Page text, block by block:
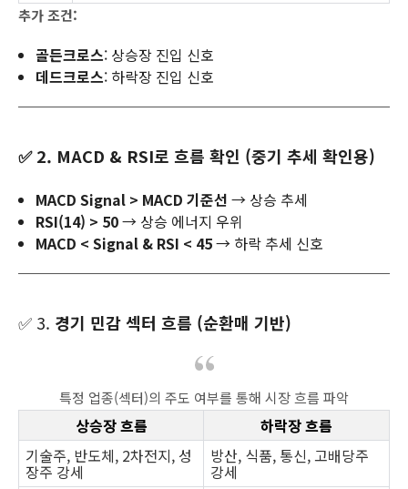
추가 조건:
골든크로스: 상승장 진입 신호
데드크로스: 하락장 진입 신호
✅ 2. MACD & RSI로 흐름 확인 (중기 추세 확인용)
MACD Signal > MACD 기준선 → 상승 추세
RSI(14) > 50→ 상승 에너지 우위
MACD < Signal & RSI < 45→ 하락 추세 신호
✅ 3. 경기 민감 섹터 흐름 (순환매 기반)
특정 업종(섹터)의 주도 여부를 통해 시장 흐름 파악
상승장 흐름
하락장 흐름
기술주, 반도체, 2차전지, 성
장주 강세
방산, 식품, 통신, 고배당주
강세